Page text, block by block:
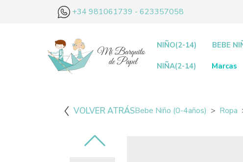
+34 981061739 - 623357058
NIÑO(2-14) BEBE
NIÑA(2-14) Marcas
VOLVER ATRÁSBebe Niño (0-4años) Ropa